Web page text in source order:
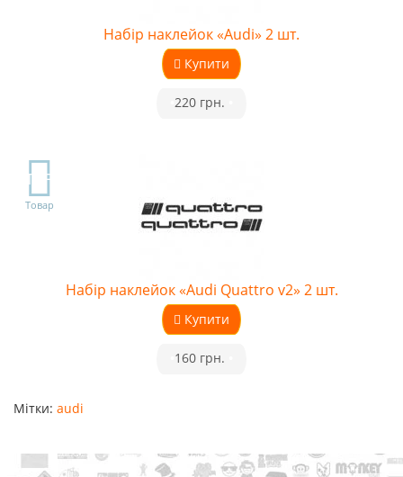
Набір наклейок «Audi» 2 шт.
Купити
220 грн.
TOP
Товар
Набір наклейок «Audi Quattro v2» 2 шт.
Купити
160 грн.
Мітки: audi